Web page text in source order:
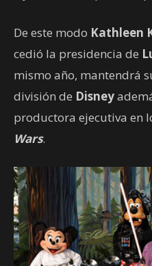
De este modo Kathleen
cedió la presidencia de
mismo año, mantendrá
división de Disney
productora ejecutiva en
Wars.